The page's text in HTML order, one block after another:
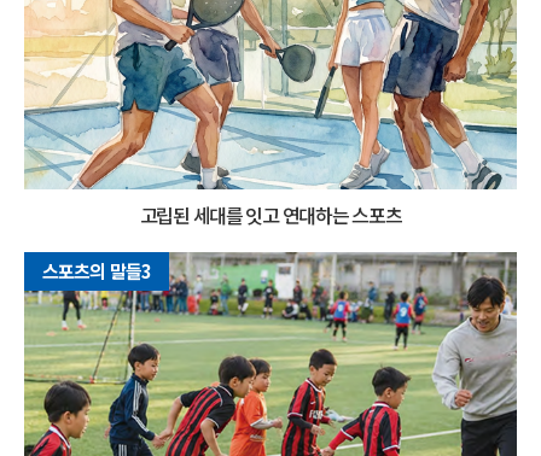
고립된 세대를 잇고 연대하는 스포츠
스포츠의 말들3